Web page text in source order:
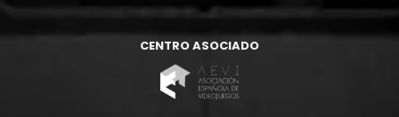
CENTRO ASOCIADO